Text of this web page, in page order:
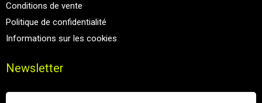
Conditions de vente
Politique de confidentialité
Informations sur les cookies
Newsletter